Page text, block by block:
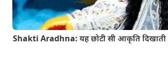
Shakti Aradhna: यह छोटी सी आकृति दिखाती है